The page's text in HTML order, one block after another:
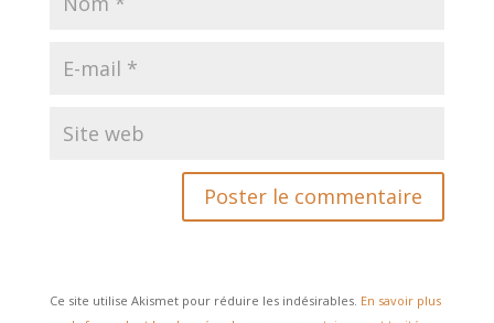
Ce site utilise Akismet pour réduire les indésirables. En savoir plus